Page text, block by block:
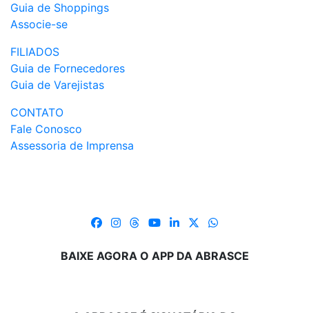
Guia de Shoppings
Associe-se
FILIADOS
Guia de Fornecedores
Guia de Varejistas
CONTATO
Fale Conosco
Assessoria de Imprensa
BAIXE AGORA O APP DA ABRASCE